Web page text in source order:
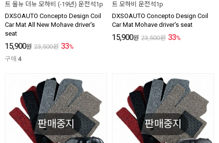
트 올뉴 더뉴 모하비 (-19년) 운전석1p
DXSOAUTO Concepto Design Coil
Car Mat All New Mohave driver's
seat
15,900원 23,500원 33%
구매 4
트 모하비 운전석1p
DXSOAUTO Concepto Design Coil
Car Mat Mohave driver's seat
15,900원 23,500원 33%
판매중지 판매중지